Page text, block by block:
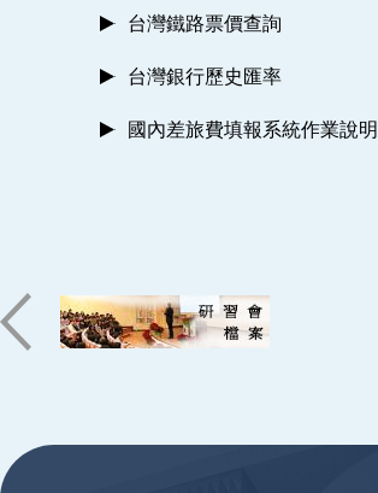
台灣鐵路票價查詢
台灣銀行歷史匯率
國內差旅費填報系統作業說明